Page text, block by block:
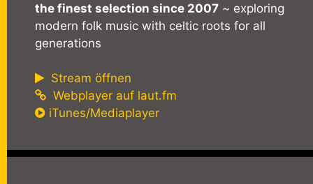
the finest selection since 2007 ~ exploring
modern folk music with celtic roots for all
generations
Stream öffnen
Webplayer auf laut.fm
iTunes/Mediaplayer